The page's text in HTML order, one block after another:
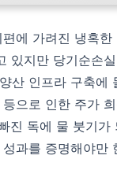
에 가려진 냉혹
있지만 당기순손
산 인프라 구축
으로 인한 주가
진 독에 물 붓기
과를 증명해야만